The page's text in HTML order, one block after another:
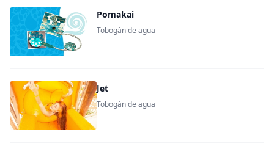
Pomakai
Tobogán de agua
Jet
Tobogán de agua